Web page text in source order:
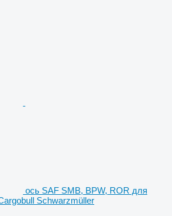
ось SAF SMB, BPW, ROR для
Schwarzmüller